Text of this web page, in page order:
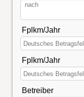
Fplkm/Jahr
Fplkm/Jahr
Betreiber